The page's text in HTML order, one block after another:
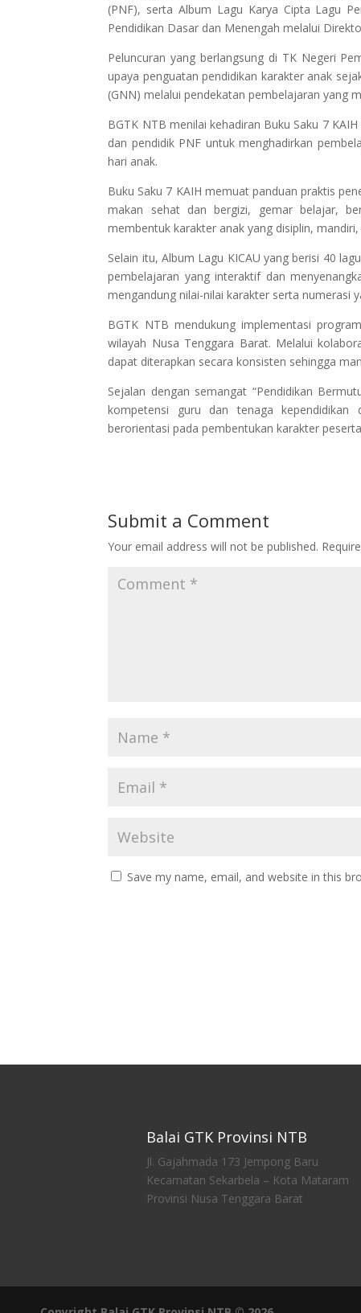
(PNF), serta Album Lagu Karya Cipta Lagu
Pendidikan Dasar dan Menengah melalui
Peluncuran yang berlangsung di TK Negeri
upaya penguatan pendidikan karakter anak
(GNN) melalui pendekatan pembelajaran yang
BGTK NTB menilai kehadiran Buku Saku 7
dan pendidik PNF untuk menghadirkan
hari anak.
Buku Saku 7 KAIH memuat panduan praktis
makan sehat dan bergizi, gemar belajar,
membentuk karakter anak yang disiplin,
Selain itu, Album Lagu KICAU yang berisi 40
pembelajaran yang interaktif dan
mengandung nilai-nilai karakter serta numerasi
BGTK NTB mendukung implementasi
wilayah Nusa Tenggara Barat. Melalui
dapat diterapkan secara konsisten sehingga
Sejalan dengan semangat “Pendidikan
kompetensi guru dan tenaga kependidikan
berorientasi pada pembentukan karakter
Submit a Comment
Your email address will not be published.
Save my name, email, and website in this
Balai GTK Provinsi NTB
Jl. Gajahmada 173 Jempong Baru
Kecamatan Sekarbela – Kota Mataram
Provinsi Nusa Tenggara Barat